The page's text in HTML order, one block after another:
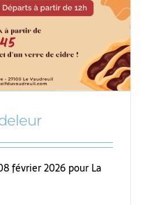
février 2026 pour La